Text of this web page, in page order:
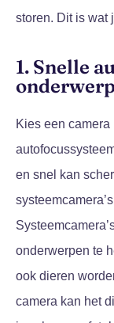
storen. Dit is wat
1. Snelle
Kies een
en snel kan
onderwerpen te
ook dieren
camera kan het